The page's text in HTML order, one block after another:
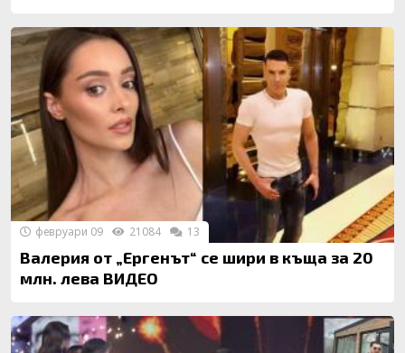
Валерия от „Ергенът“ се шири в къща за 20
млн. лева ВИДЕО
февруари 09 21084 13